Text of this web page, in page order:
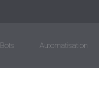
Bots Automatisation